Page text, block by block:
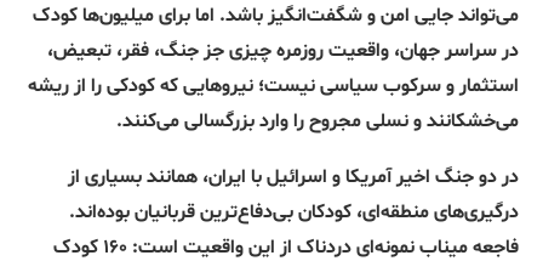
می‌تواند جایی امن و شگفت‌انگیز باشد. اما برای میلیون‌ها کودک
در سراسر جهان، واقعیت روزمره چیزی جز جنگ، فقر، تبعیض،
استثمار و سرکوب سیاسی نیست؛ نیروهایی که کودکی را از ریشه
می‌خشکانند و نسلی مجروح را وارد بزرگسالی می‌کنند.
در دو جنگ اخیر آمریکا و اسرائیل با ایران، همانند بسیاری از
درگیری‌های منطقه‌ای، کودکان بی‌دفاع‌ترین قربانیان بوده‌اند.
فاجعه میناب نمونه‌ای دردناک از این واقعیت است: ۱۶۰ کودک